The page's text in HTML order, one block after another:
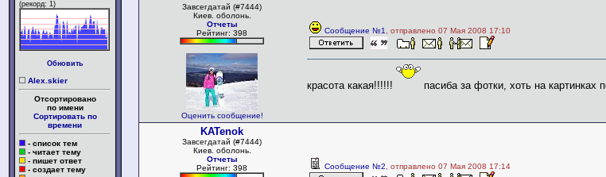
(рекорд: 1)
Обновить
Alex.skier
Отсортировано
по имени
Сортировать по
времени
- список тем
- читает тему
- пишет ответ
- создает тему
Завсегдатай (#7444)
Киев. оболонь.
Отчеты
Рейтинг: 398
Оценить сообщение!
Сообщение №1 , отправлено 07 Мая 2008 17:10
красота какая!!!!!! пасиба за фотки, хоть на картинках
KATenok
Завсегдатай (#7444)
Киев. оболонь.
Отчеты
Рейтинг: 398
Сообщение №2 , отправлено 07 Мая 2008 17:14